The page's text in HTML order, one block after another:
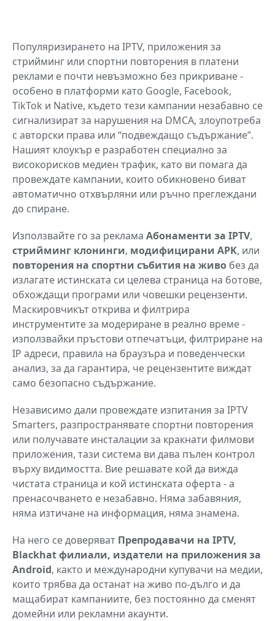
Популяризирането на IPTV, приложения за
стрийминг или спортни повторения в платени
реклами е почти невъзможно без прикриване -
особено в платформи като Google, Facebook,
TikTok и Native, където тези кампании незабавно се
сигнализират за нарушения на DMCA, злоупотреба
с авторски права или “подвеждащо съдържание”.
Нашият клоукър е разработен специално за
високорисков медиен трафик, като ви помага да
провеждате кампании, които обикновено биват
автоматично отхвърляни или ръчно преглеждани
до спиране.
Използвайте го за реклама Абонаменти за IPTV,
стрийминг клонинги, модифицирани APK, или
повторения на спортни събития на живо без да
излагате истинската си целева страница на ботове,
обхождащи програми или човешки рецензенти.
Маскировчикът открива и филтрира
инструментите за модериране в реално време -
използвайки пръстови отпечатъци, филтриране на
IP адреси, правила на браузъра и поведенчески
анализ, за да гарантира, че рецензентите виждат
само безопасно съдържание.
Независимо дали провеждате изпитания за IPTV
Smarters, разпространявате спортни повторения
или получавате инсталации за кракнати филмови
приложения, тази система ви дава пълен контрол
върху видимостта. Вие решавате кой да вижда
чистата страница и кой истинската оферта - а
пренасочването е незабавно. Няма забавяния,
няма изтичане на информация, няма знамена.
На него се доверяват Препродавачи на IPTV,
Blackhat филиали, издатели на приложения за
Android, както и международни купувачи на медии,
които трябва да останат на живо по-дълго и да
мащабират кампаниите, без постоянно да сменят
домейни или рекламни акаунти.